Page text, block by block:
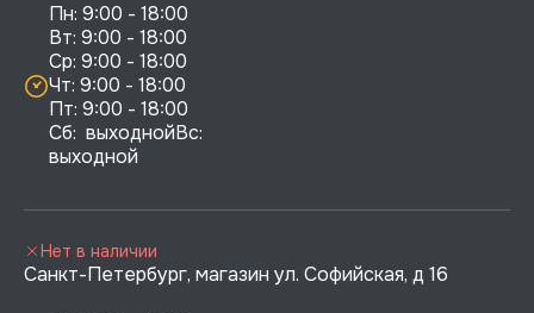
Пн: 9:00 - 18:00
Вт: 9:00 - 18:00
Ср: 9:00 - 18:00
Чт: 9:00 - 18:00
Пт: 9:00 - 18:00
Сб:  выходнойВс:
выходной
Санкт-Петербург, магазин ул. Софийская, д 16
Нет в наличии